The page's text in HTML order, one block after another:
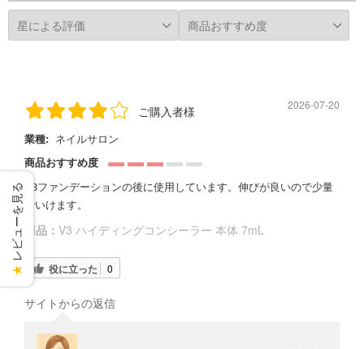
ご購入者様 2026-07-20
業種: ネイルサロン
商品おすすめ度
V3ファンデーションの後に使用しています。伸びが良いので少量
でいけます。
商品： V3 ハイディングコンシーラー 本体 7mL
役に立った 0
サイトからの返信
★
レビューを見る